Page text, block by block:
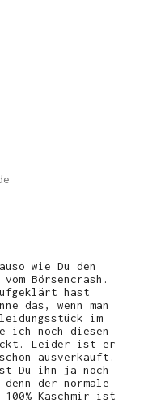
wie Du den
Börsencrash.
hast
das, wenn man
im
ich noch diesen
Leider ist er
ausverkauft.
Du ihn ja noch
der normale
Kaschmir ist